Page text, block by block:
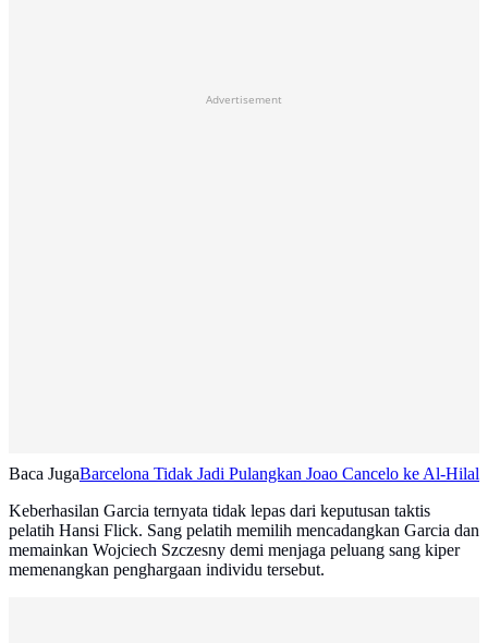
Advertisement
Baca JugaBarcelona Tidak Jadi Pulangkan Joao Cancelo ke Al-Hilal
Keberhasilan Garcia ternyata tidak lepas dari keputusan taktis
pelatih Hansi Flick. Sang pelatih memilih mencadangkan Garcia dan
memainkan Wojciech Szczesny demi menjaga peluang sang kiper
memenangkan penghargaan individu tersebut.